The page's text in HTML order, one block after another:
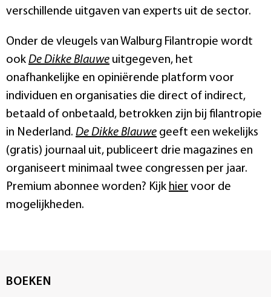
verschillende uitgaven van experts uit de sector.
Onder de vleugels van Walburg Filantropie wordt
ook De Dikke Blauwe uitgegeven, het
onafhankelijke en opiniërende platform voor
individuen en organisaties die direct of indirect,
betaald of onbetaald, betrokken zijn bij filantropie
in Nederland. De Dikke Blauwe geeft een wekelijks
(gratis) journaal uit, publiceert drie magazines en
organiseert minimaal twee congressen per jaar.
Premium abonnee worden? Kijk hier voor de
mogelijkheden.
BOEKEN